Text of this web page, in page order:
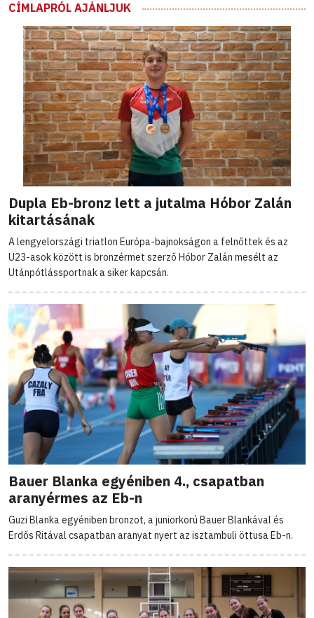
CÍMLAPRÓL AJÁNLJUK
Dupla Eb-bronz lett a jutalma Hóbor Zalán
kitartásának
A lengyelországi triatlon Európa-bajnokságon a felnőttek és az
U23-asok között is bronzérmet szerző Hóbor Zalán mesélt az
Utánpótlássportnak a siker kapcsán.
Bauer Blanka egyéniben 4., csapatban
aranyérmes az Eb-n
Guzi Blanka egyéniben bronzot, a juniorkorú Bauer Blankával és
Erdős Ritával csapatban aranyat nyert az isztambuli öttusa Eb-n.